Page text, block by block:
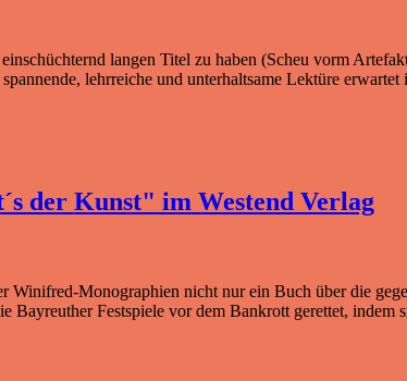
langen Titel zu haben (Scheu vorm
lehrreiche und unterhaltsame Lektüre
der Kunst" im Westend Verlag
Winifred-Monographien nicht nur ein Buch über die
Bayreuther Festspiele vor dem Bankrott gerettet,